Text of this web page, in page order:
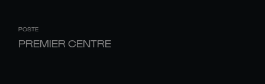
POSTE
PREMIER CENTRE